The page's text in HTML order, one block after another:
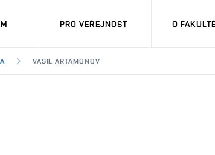
PRO VEŘEJNOST O FAKULTĚ
VASIL ARTAMONOV